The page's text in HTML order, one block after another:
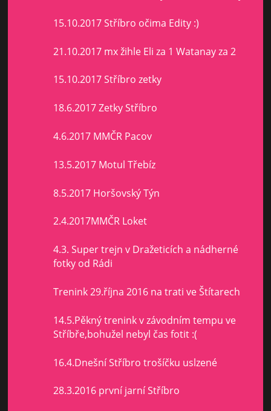
15.10.2017 Stříbro očima Edity :)
21.10.2017 mx žihle Eli za 1 Watanay za 2
15.10.2017 Stříbro zetky
18.6.2017 Zetky Stříbro
4.6.2017 MMČR Pacov
13.5.2017 Motul Třebíz
8.5.2017 Horšovský Týn
2.4.2017MMČR Loket
4.3. Super trejn v Dražeticích a nádherné
fotky od Rádi
Trenink 29.října 2016 na trati ve Štítarech
14.5.Pěkný trenink v závodním tempu ve
Stříbře,bohužel nebyl čas fotit :(
16.4.Dnešní Stříbro trošíčku uslzené
28.3.2016 první jarní Stříbro